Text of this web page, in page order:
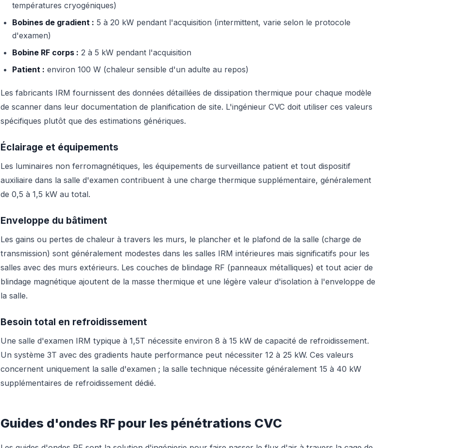
températures cryogéniques)
Bobines de gradient : 5 à 20 kW pendant l'acquisition (intermittent, varie selon le protocole
d'examen)
Bobine RF corps : 2 à 5 kW pendant l'acquisition
Patient : environ 100 W (chaleur sensible d'un adulte au repos)
Les fabricants IRM fournissent des données détaillées de dissipation thermique pour chaque modèle
de scanner dans leur documentation de planification de site. L'ingénieur CVC doit utiliser ces valeurs
spécifiques plutôt que des estimations génériques.
Éclairage et équipements
Les luminaires non ferromagnétiques, les équipements de surveillance patient et tout dispositif
auxiliaire dans la salle d'examen contribuent à une charge thermique supplémentaire, généralement
de 0,5 à 1,5 kW au total.
Enveloppe du bâtiment
Les gains ou pertes de chaleur à travers les murs, le plancher et le plafond de la salle (charge de
transmission) sont généralement modestes dans les salles IRM intérieures mais significatifs pour les
salles avec des murs extérieurs. Les couches de blindage RF (panneaux métalliques) et tout acier de
blindage magnétique ajoutent de la masse thermique et une légère valeur d'isolation à l'enveloppe de
la salle.
Besoin total en refroidissement
Une salle d'examen IRM typique à 1,5T nécessite environ 8 à 15 kW de capacité de refroidissement.
Un système 3T avec des gradients haute performance peut nécessiter 12 à 25 kW. Ces valeurs
concernent uniquement la salle d'examen ; la salle technique nécessite généralement 15 à 40 kW
supplémentaires de refroidissement dédié.
Guides d'ondes RF pour les pénétrations CVC